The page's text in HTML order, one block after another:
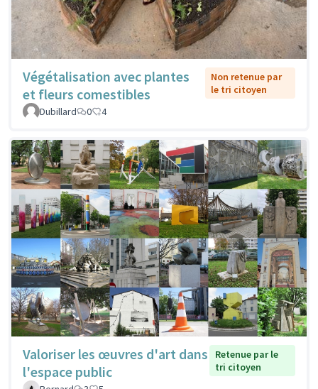
Végétalisation avec plantes
et fleurs comestibles
Non retenue par
le tri citoyen
Dubillard
0 4
Valoriser les œuvres d'art dans
l'espace public
Retenue par le
tri citoyen